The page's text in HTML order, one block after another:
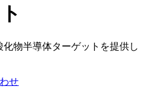
物半導体ターゲットを提供し
せ